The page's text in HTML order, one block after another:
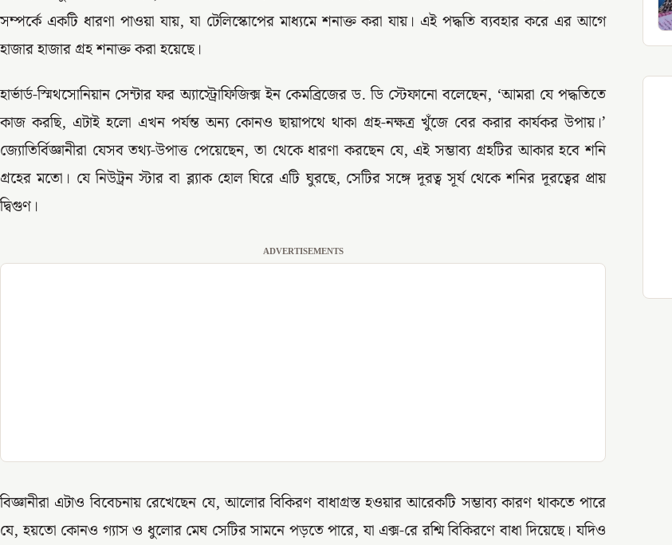
সম্পর্কে একটি ধারণা পাওয়া যায়, যা টেলিস্কোপের মাধ্যমে শনাক্ত করা যায়। এই পদ্ধতি ব্যবহার করে এর আগে
হাজার হাজার গ্রহ শনাক্ত করা হয়েছে।
হার্ভার্ড-স্মিথসোনিয়ান সেন্টার ফর অ্যাস্ট্রোফিজিক্স ইন কেমব্রিজের ড. ডি স্টেফানো বলেছেন, ‘আমরা যে পদ্ধতিতে
কাজ করছি, এটাই হলো এখন পর্যন্ত অন্য কোনও ছায়াপথে থাকা গ্রহ-নক্ষত্র খুঁজে বের করার কার্যকর উপায়।’
জ্যোতির্বিজ্ঞানীরা যেসব তথ্য-উপাত্ত পেয়েছেন, তা থেকে ধারণা করছেন যে, এই সম্ভাব্য গ্রহটির আকার হবে শনি
গ্রহের মতো। যে নিউট্রন স্টার বা ব্ল্যাক হোল ঘিরে এটি ঘুরছে, সেটির সঙ্গে দূরত্ব সূর্য থেকে শনির দূরত্বের প্রায়
দ্বিগুণ।
ADVERTISEMENTS
বিজ্ঞানীরা এটাও বিবেচনায় রেখেছেন যে, আলোর বিকিরণ বাধাগ্রস্ত হওয়ার আরেকটি সম্ভাব্য কারণ থাকতে পারে
যে, হয়তো কোনও গ্যাস ও ধুলোর মেঘ সেটির সামনে পড়তে পারে, যা এক্স-রে রশ্মি বিকিরণে বাধা দিয়েছে। যদিও